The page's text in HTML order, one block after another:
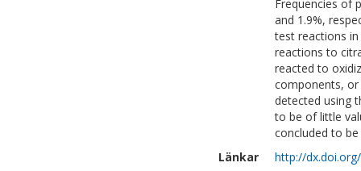
Frequencies of
and 1.9%,
test reactions
reactions to
reacted to
components,
detected using
to be of little
concluded to
Länkar
http://